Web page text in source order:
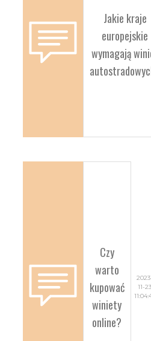
Jakie kraje
europejskie
wymagają
Czy
warto
kupować
winiety
online?
11-23